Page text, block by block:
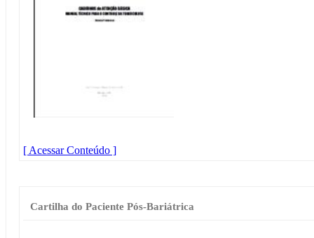
[ Acessar Conteúdo ]
Cartilha do Paciente Pós-Bariátrica